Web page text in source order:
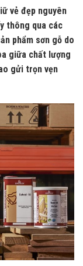
vẻ đẹp nguyên
thông qua các
phẩm sơn gỗ do
giữa chất lượng
gửi trọn vẹn